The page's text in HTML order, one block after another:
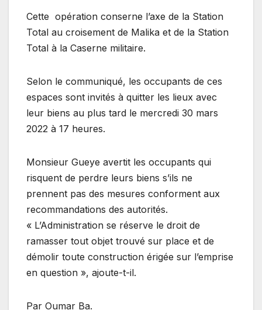
Cette opération conserne l’axe de la Station
Total au croisement de Malika et de la Station
Total à la Caserne militaire.
Selon le communiqué, les occupants de ces
espaces sont invités à quitter les lieux avec
leur biens au plus tard le mercredi 30 mars
2022 à 17 heures.
Monsieur Gueye avertit les occupants qui
risquent de perdre leurs biens s’ils ne
prennent pas des mesures conforment aux
recommandations des autorités.
« L’Administration se réserve le droit de
ramasser tout objet trouvé sur place et de
démolir toute construction érigée sur l’emprise
en question », ajoute-t-il.
Par Oumar Ba.